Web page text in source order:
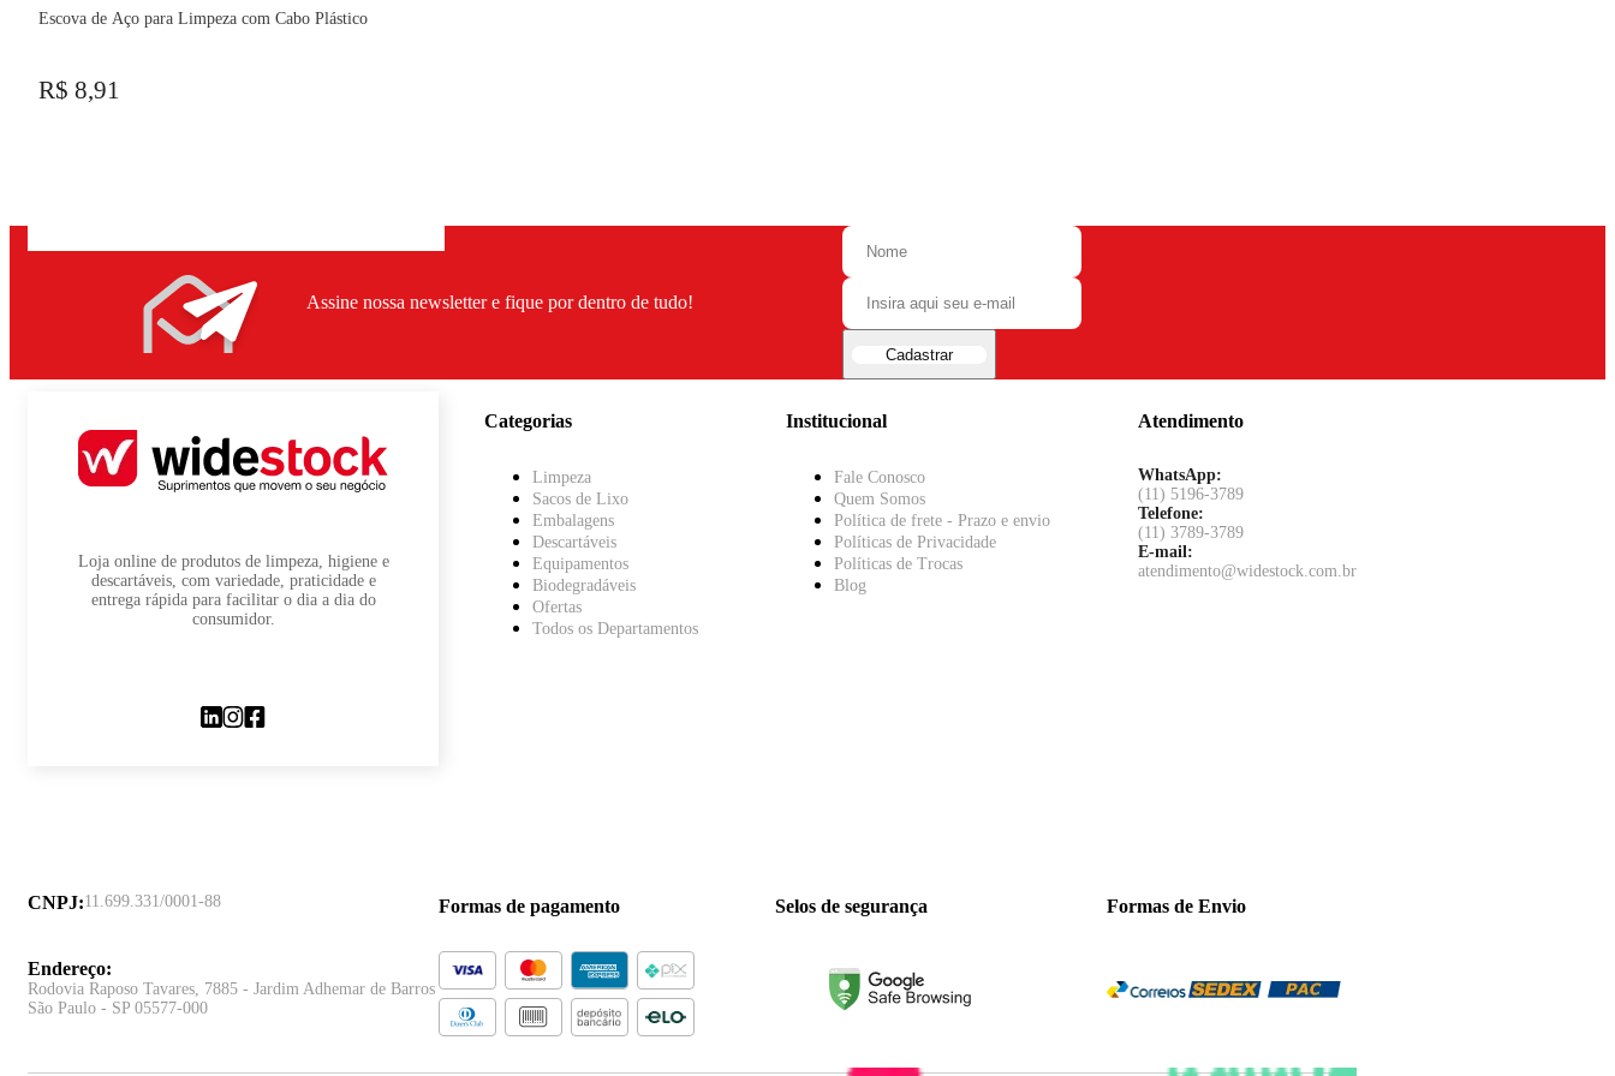
Escova de Aço para Limpeza com Cabo Plástico
R$ 8,91
Assine nossa newsletter e fique por dentro de tudo!
Cadastrar
Loja online de produtos de limpeza, higiene e
descartáveis, com variedade, praticidade e
entrega rápida para facilitar o dia a dia do
consumidor.
Categorias
Limpeza
Sacos de Lixo
Embalagens
Descartáveis
Equipamentos
Biodegradáveis
Ofertas
Todos os Departamentos
Institucional
Fale Conosco
Quem Somos
Política de frete - Prazo e envio
Políticas de Privacidade
Políticas de Trocas
Blog
Atendimento
WhatsApp:
(11) 5196-3789
Telefone:
(11) 3789-3789
E-mail:
atendimento@widestock.com.br
CNPJ:11.699.331/0001-88
Endereço:
Rodovia Raposo Tavares, 7885 - Jardim Adhemar de Barros
São Paulo - SP 05577-000
Formas de pagamento Selos de segurança Formas de Envio